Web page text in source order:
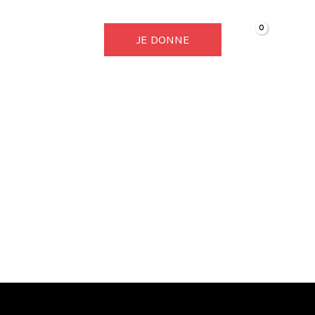
JE DONNE